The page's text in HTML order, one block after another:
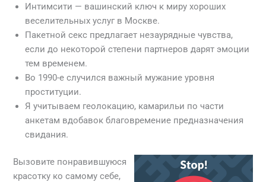
Интимсити — вашинский ключ к миру хороших
веселительных услуг в Москве.
Пакетной секс предлагает незаурядные чувства,
если до некоторой степени партнеров дарят эмоции
тем временем.
Во 1990-е случился важный мужание уровня
проституции.
Я учитываем геолокацию, камарильи по части
анкетам вдобавок благовремение предназначения
свидания.
Вызовите понравившуюся
красотку ко самому себе,